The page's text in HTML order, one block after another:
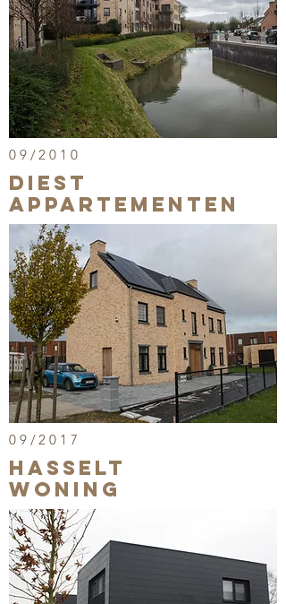
09/2010
Diest
appartementen
09/2017
Hasselt
woning